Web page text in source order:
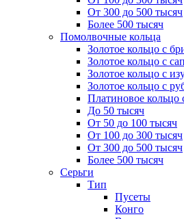
От 300 до 500 тысяч
Более 500 тысяч
Помолвочные кольца
Золотое кольцо с
Золотое кольцо с
Золотое кольцо с
Золотое кольцо с
Платиновое кольцо
До 50 тысяч
От 50 до 100 тысяч
От 100 до 300 тысяч
От 300 до 500 тысяч
Более 500 тысяч
Серьги
Тип
Пусеты
Конго